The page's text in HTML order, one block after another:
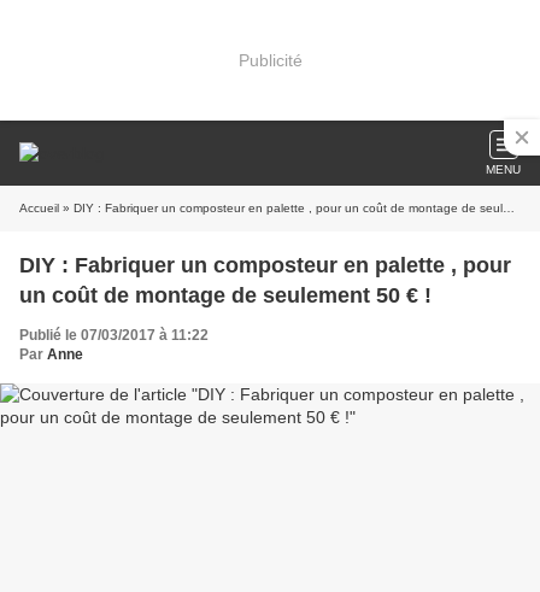
Publicité
MENU
Accueil » DIY : Fabriquer un composteur en palette , pour un coût de montage de seulement 50 € !
DIY : Fabriquer un composteur en palette , pour
un coût de montage de seulement 50 € !
Publié le 07/03/2017 à 11:22
Par Anne